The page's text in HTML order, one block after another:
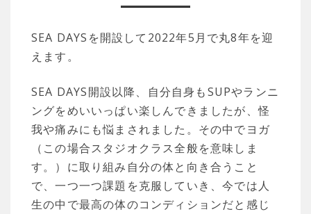
SEA DAYSを開設して2022年5月で丸8年を迎
えます。
SEA DAYS開設以降、自分自身もSUPやランニ
ングをめいいっぱい楽しんできましたが、怪
我や痛みにも悩まされました。その中でヨガ
（この場合スタジオクラス全般を意味しま
す。）に取り組み自分の体と向き合うこと
で、一つ一つ課題を克服していき、今では人
生の中で最高の体のコンディションだと感じ